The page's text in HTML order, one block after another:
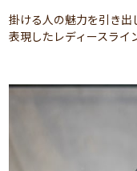
掛ける人の魅力を引き
表現したレディースライ